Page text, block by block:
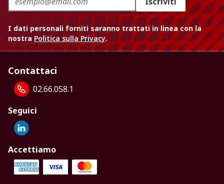
I dati personali forniti saranno trattati in linea con la
nostra Politica sulla Privacy.
Contattaci
02.66.058.1
Seguici
Accettiamo